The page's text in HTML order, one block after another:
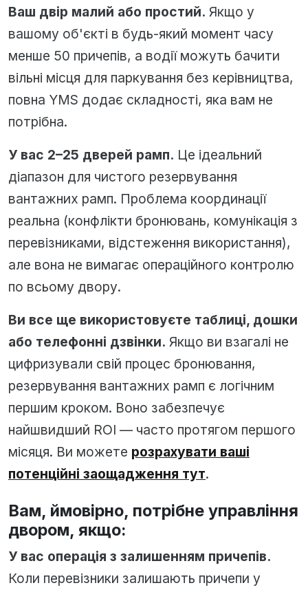
Ваш двір малий або простий. Якщо у
вашому об'єкті в будь-який момент часу
менше 50 причепів, а водії можуть бачити
вільні місця для паркування без керівництва,
повна YMS додає складності, яка вам не
потрібна.
У вас 2–25 дверей рамп. Це ідеальний
діапазон для чистого резервування
вантажних рамп. Проблема координації
реальна (конфлікти бронювань, комунікація з
перевізниками, відстеження використання),
але вона не вимагає операційного контролю
по всьому двору.
Ви все ще використовуєте таблиці, дошки
або телефонні дзвінки. Якщо ви взагалі не
цифризували свій процес бронювання,
резервування вантажних рамп є логічним
першим кроком. Воно забезпечує
найшвидший ROI — часто протягом першого
місяця. Ви можете розрахувати ваші
потенційні заощадження тут.
Вам, ймовірно, потрібне управління
двором, якщо:
У вас операція з залишенням причепів.
Коли перевізники залишають причепи у